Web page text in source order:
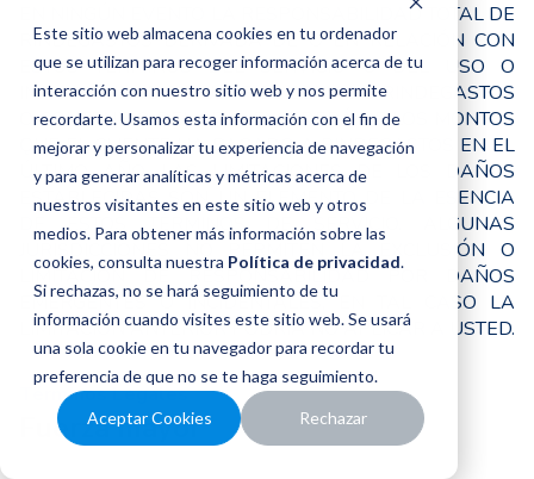
Este sitio web almacena cookies en tu ordenador
que se utilizan para recoger información acerca de tu
interacción con nuestro sitio web y nos permite
recordarte. Usamos esta información con el fin de
mejorar y personalizar tu experiencia de navegación
y para generar analíticas y métricas acerca de
nuestros visitantes en este sitio web y otros
medios. Para obtener más información sobre las
cookies, consulta nuestra Política de privacidad.
Si rechazas, no se hará seguimiento de tu
información cuando visites este sitio web. Se usará
una sola cookie en tu navegador para recordar tu
preferencia de que no se te haga seguimiento.
Aceptar Cookies Rechazar
EN NINGÚN EVENTO LA RESPONSABILIDAD TOTAL DE
RINDEGASTOS DERIVADA DE O EN RELACIÓN CON
ESTOS TÉRMINOS DEL SERVICIO O DEL USO O
IMPOSIBILIDAD DE USAR EL SERVICIO RINDEGASTOS
O CONTENIDO DEL SITIO EXCEDERÁ DE LOS MONTOS
ǪUE EL CLIENTE HA PAGADO A RINDEGASTOS EN EL
ÚLTIMO AÑO. LAS LIMITACIONES DE LOS DAÑOS
ESTABLECIDAS SON UN ELEMENTO DE LA ESENCIA
DE ESTOS TÉRMINOS DE SERVICIO. ALGUNAS
JURISDICCIONES NO PERMITEN LA EXCLUSIÓN O
LIMITACIÓN DE RESPONSABILIDAD POR DAÑOS
EMERGENTES O INCIDENTALES, EN TAL CASO LA
LIMITACIÓN ANTERIOR PODRÍA NO APLICAR A USTED.
Términos Legales
Fuerza mayor